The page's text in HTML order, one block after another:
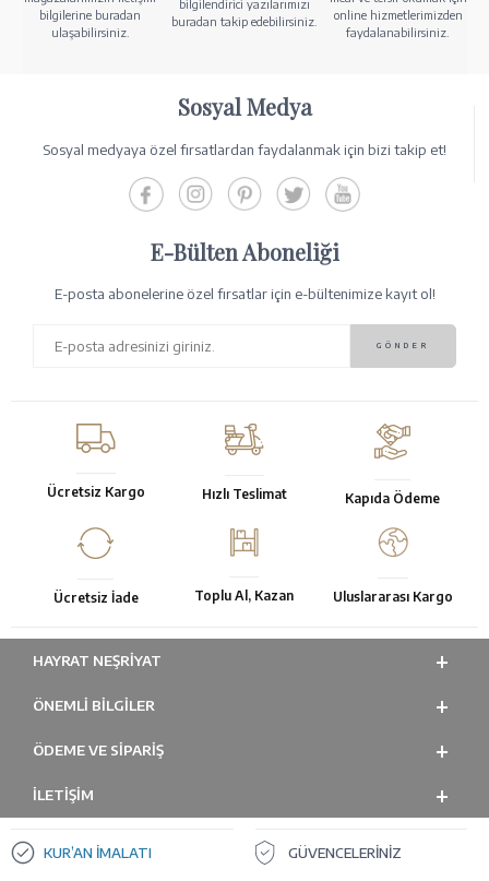
bilgilerine buradan
ulaşabilirsiniz.
bilgilendirici yazılarımızı
buradan takip edebilirsiniz.
online hizmetlerimizden
faydalanabilirsiniz.
Sosyal Medya
Sosyal medyaya özel fırsatlardan faydalanmak için bizi takip et!
E-Bülten Aboneliği
E-posta abonelerine özel fırsatlar için e-bültenimize kayıt ol!
Ücretsiz Kargo Hızlı Teslimat Kapıda Ödeme
Ücretsiz İade Toplu Al, Kazan Uluslararası Kargo
HAYRAT NEŞRIYAT
ÖNEMLI BILGILER
ÖDEME VE SİPARİŞ
İLETİŞİM
KUR’AN İMALATI GÜVENCELERİNİZ